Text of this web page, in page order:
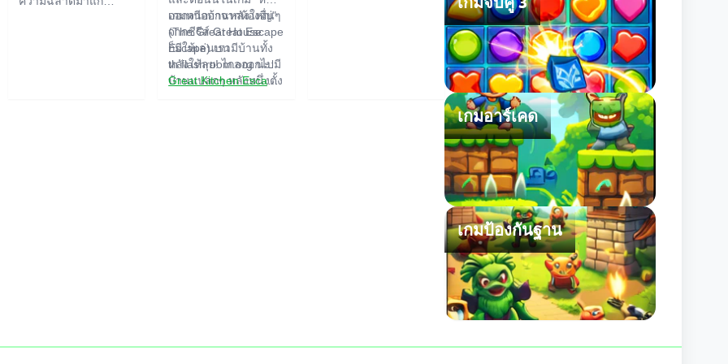
ออกจากบ้านหลังใหญ่"
(The Great House
Escape) เรามีบ้านทั้ง
หลังให้ลุย! ไกลออกไปมี
บ้านแปลกๆ หลังหนึ่งตั้ง
เกมหนีออกจากห้องอื่นๆ
จากซีรีส์ Great Escape
ก็มีให้เล่นบน
th.flashroom.org นะ:
Great Kitchen Escape
เกมอาร์เคด
เกมป้องกันฐาน